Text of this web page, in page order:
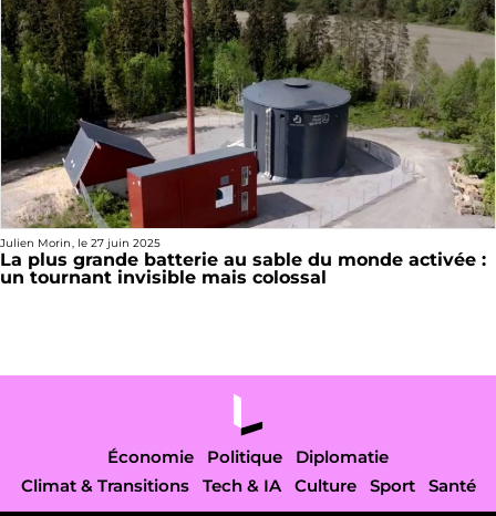
Julien Morin, le 27 juin 2025
La plus grande batterie au sable du monde activée :
un tournant invisible mais colossal
Économie Politique
Diplomatie
Climat & Transitions
Tech & IA Culture Sport Santé